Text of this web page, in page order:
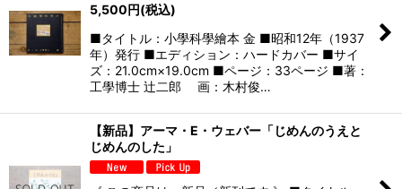
5,500円(税込)
■タイトル：小學科學繪本 金 ■昭和12年（1937
年）発行 ■エディション：ハードカバー ■サイ
ズ：21.0cm×19.0cm ■ページ：33ページ ■著：
工學博士 辻二郎 画：木村俊…
【新品】アーマ・E・ウェバー「じめんのうえと
じめんのした」